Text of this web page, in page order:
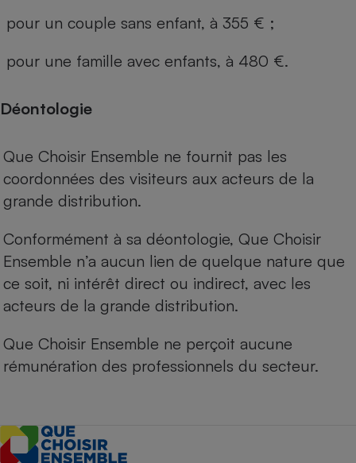
pour un couple sans enfant, à 355 € ;
pour une famille avec enfants, à 480 €.
Déontologie
Que Choisir Ensemble ne fournit pas les
coordonnées des visiteurs aux acteurs de la
grande distribution.
Conformément à sa déontologie, Que Choisir
Ensemble n’a aucun lien de quelque nature que
ce soit, ni intérêt direct ou indirect, avec les
acteurs de la grande distribution.
Que Choisir Ensemble ne perçoit aucune
rémunération des professionnels du secteur.